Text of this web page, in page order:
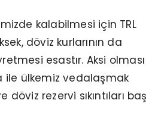
kalabilmesi için TRL
döviz kurlarının da
esastır. Aksi olması
ile ülkemiz vedalaşmak
rezervi sıkıntıları baş